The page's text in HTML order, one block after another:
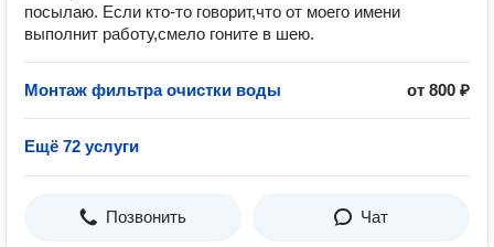
посылаю. Если кто-то говорит,что от моего имени
выполнит работу,смело гоните в шею.
Монтаж фильтра очистки воды от 800 ₽
Ещё 72 услуги
Позвонить Чат